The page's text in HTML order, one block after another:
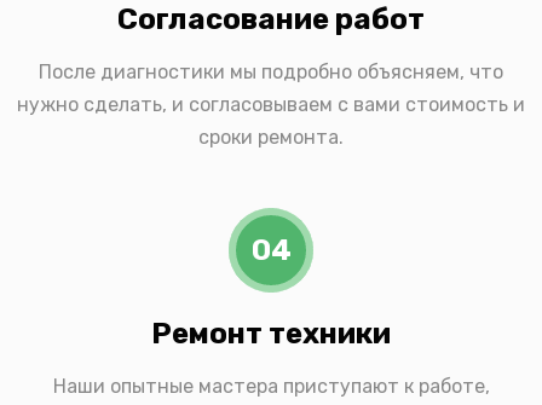
Согласование работ
После диагностики мы подробно объясняем, что
нужно сделать, и согласовываем с вами стоимость и
сроки ремонта.
04
Ремонт техники
Наши опытные мастера приступают к работе,